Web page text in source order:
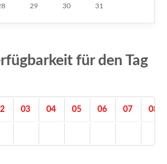
29 30 31
für den Tag
03 04 05 06 07 08